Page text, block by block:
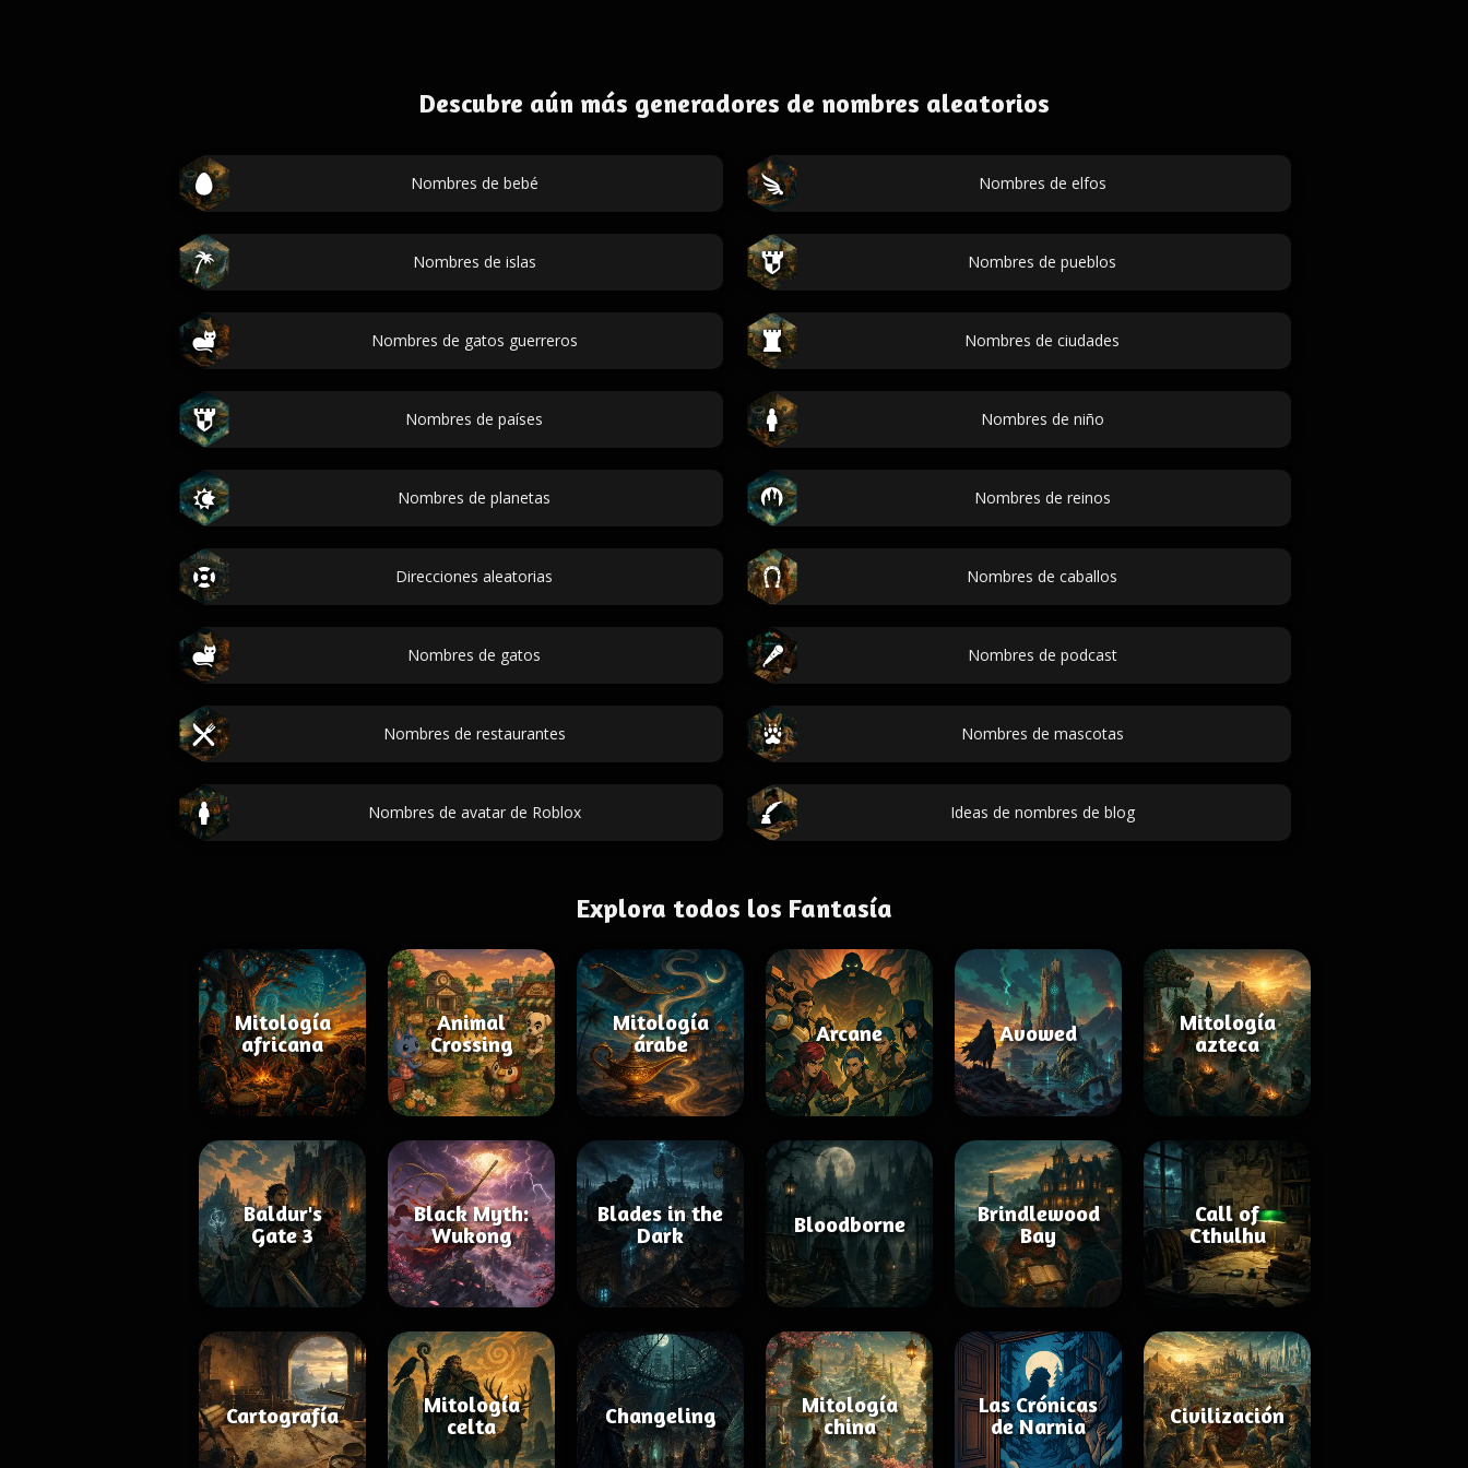
Descubre aún más generadores de nombres aleatorios
Nombres de bebé Nombres de elfos
Nombres de islas Nombres de pueblos
Nombres de gatos guerreros Nombres de ciudades
Nombres de países Nombres de niño
Nombres de planetas Nombres de reinos
Direcciones aleatorias Nombres de caballos
Nombres de gatos Nombres de podcast
Nombres de restaurantes Nombres de mascotas
Nombres de avatar de Roblox Ideas de nombres de blog
Explora todos los Fantasía
Mitología
africana
Animal
Crossing
Mitología
árabe
Arcane Avowed
Mitología
azteca
Baldur's
Gate 3
Black Myth:
Wukong
Blades in the
Dark
Bloodborne
Brindlewood
Bay
Call of
Cthulhu
Cartografía
Mitología
celta
Changeling
Mitología
china
Las Crónicas
de Narnia
Civilización